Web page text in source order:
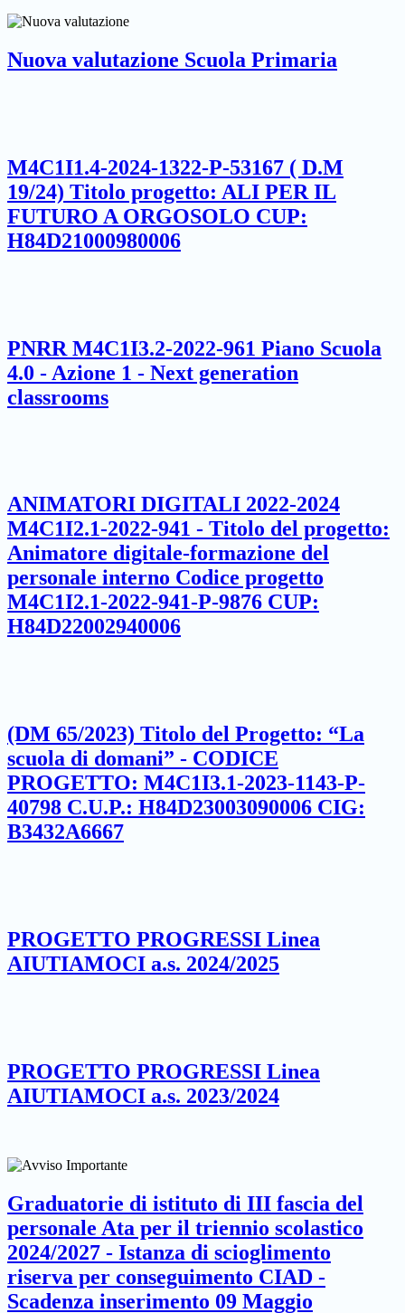
Nuova valutazione Scuola Primaria
M4C1I1.4-2024-1322-P-53167 ( D.M
19/24) Titolo progetto: ALI PER IL
FUTURO A ORGOSOLO CUP:
H84D21000980006
PNRR M4C1I3.2-2022-961 Piano Scuola
4.0 - Azione 1 - Next generation
classrooms
ANIMATORI DIGITALI 2022-2024
M4C1I2.1-2022-941 - Titolo del progetto:
Animatore digitale-formazione del
personale interno Codice progetto
M4C1I2.1-2022-941-P-9876 CUP:
H84D22002940006
(DM 65/2023) Titolo del Progetto: “La
scuola di domani” - CODICE
PROGETTO: M4C1I3.1-2023-1143-P-
40798 C.U.P.: H84D23003090006 CIG:
B3432A6667
PROGETTO PROGRESSI Linea
AIUTIAMOCI a.s. 2024/2025
PROGETTO PROGRESSI Linea
AIUTIAMOCI a.s. 2023/2024
Graduatorie di istituto di III fascia del
personale Ata per il triennio scolastico
2024/2027 - Istanza di scioglimento
riserva per conseguimento CIAD -
Scadenza inserimento 09 Maggio